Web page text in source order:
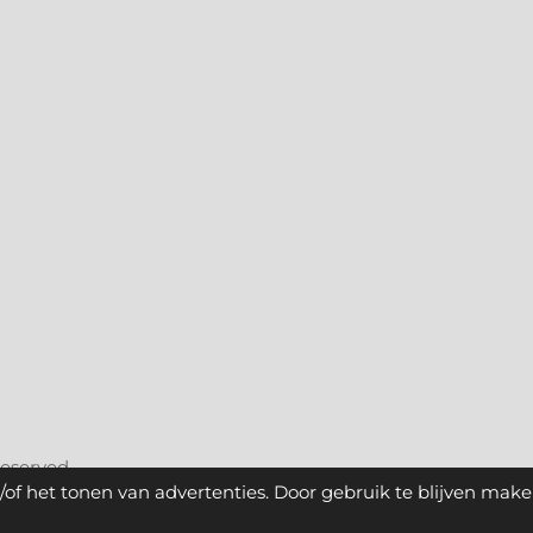
het tonen van advertenties. Door gebruik te blijven